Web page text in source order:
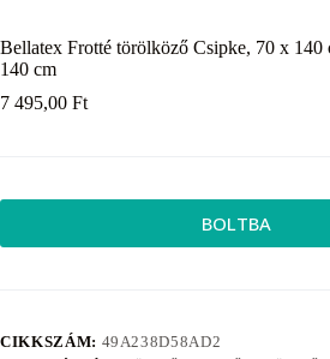
Bellatex Frotté törölköző Csipke, 70 x 140
140 cm
7 495,00 Ft
BOLTBA
CIKKSZÁM: 49A238D58AD2